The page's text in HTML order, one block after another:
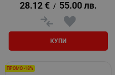
28.12 € / 55.00 лв.
КУПИ
ПРОМО -18%